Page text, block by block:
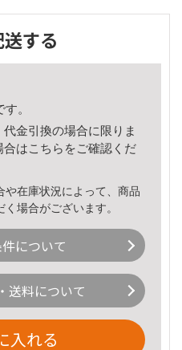
送する
。
金引換の場合に限りま
合はこちら をご確認くだ
在庫状況によって、商品
場合がございます。
について
送料について
入れる